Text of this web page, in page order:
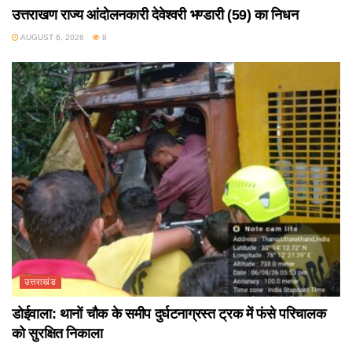
उत्तराखण राज्य आंदोलनकारी देवेश्वरी भण्डारी (59) का निधन
AUGUST 6, 2026 8
उत्तराखंड
डोईवाला: थानों चौक के समीप दुर्घटनाग्रस्त ट्रक में फंसे परिचालक
को सुरक्षित निकाला